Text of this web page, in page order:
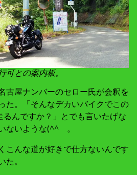
との案内板。
古屋ナンバーのセロー氏が会釈を
た。「そんなデカいバイクでこの
んですか？」とでも言いたげな
ないような(^^ゞ。
こんな道が好きで仕方ないんです
。